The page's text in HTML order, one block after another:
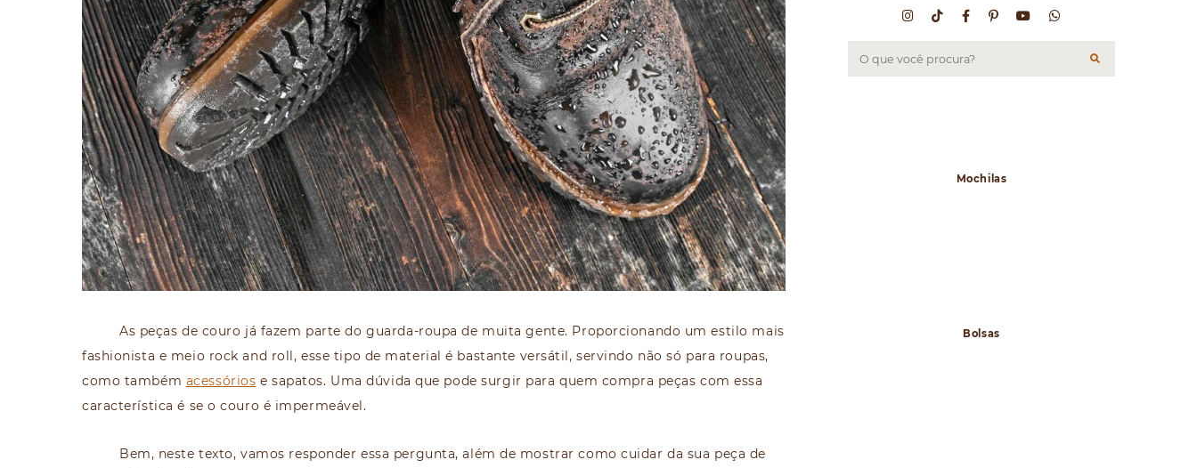
As peças de couro já fazem parte do guarda-roupa de muita gente. Proporcionando um estilo mais
fashionista e meio rock and roll, esse tipo de material é bastante versátil, servindo não só para roupas,
como também acessórios e sapatos. Uma dúvida que pode surgir para quem compra peças com essa
característica é se o couro é impermeável.
Bem, neste texto, vamos responder essa pergunta, além de mostrar como cuidar da sua peça de
Mochilas
Bolsas